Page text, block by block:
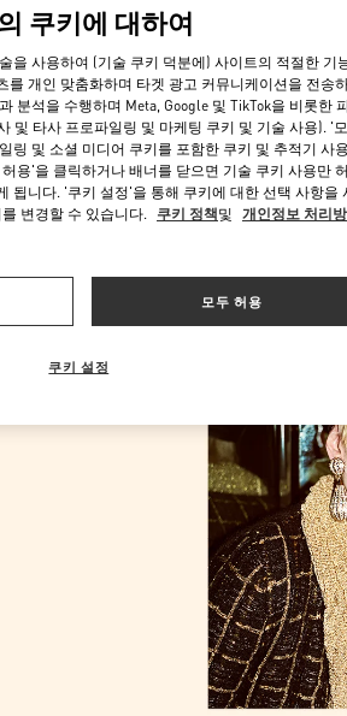
신제품
쿠키에 대하여
을 사용하여 (기술 쿠키 덕분에) 사이트의 적절한 기
를 개인 맞춤화하며 타겟 광고 커뮤니케이션을 전송
분석을 수행하며 Meta, Google 및 TikTok을 비롯한
및 타사 프로파일링 및 마케팅 쿠키 및 기술 사용). '
링 및 소셜 미디어 쿠키를 포함한 쿠키 및 추적기 사
용'을 클릭하거나 배너를 닫으면 기술 쿠키 사용만
됩니다. '쿠키 설정'을 통해 쿠키에 대한 선택 사항을
변경할 수 있습니다.
쿠키 정책및 개인정보 처리
모두 허용
쿠키 설정